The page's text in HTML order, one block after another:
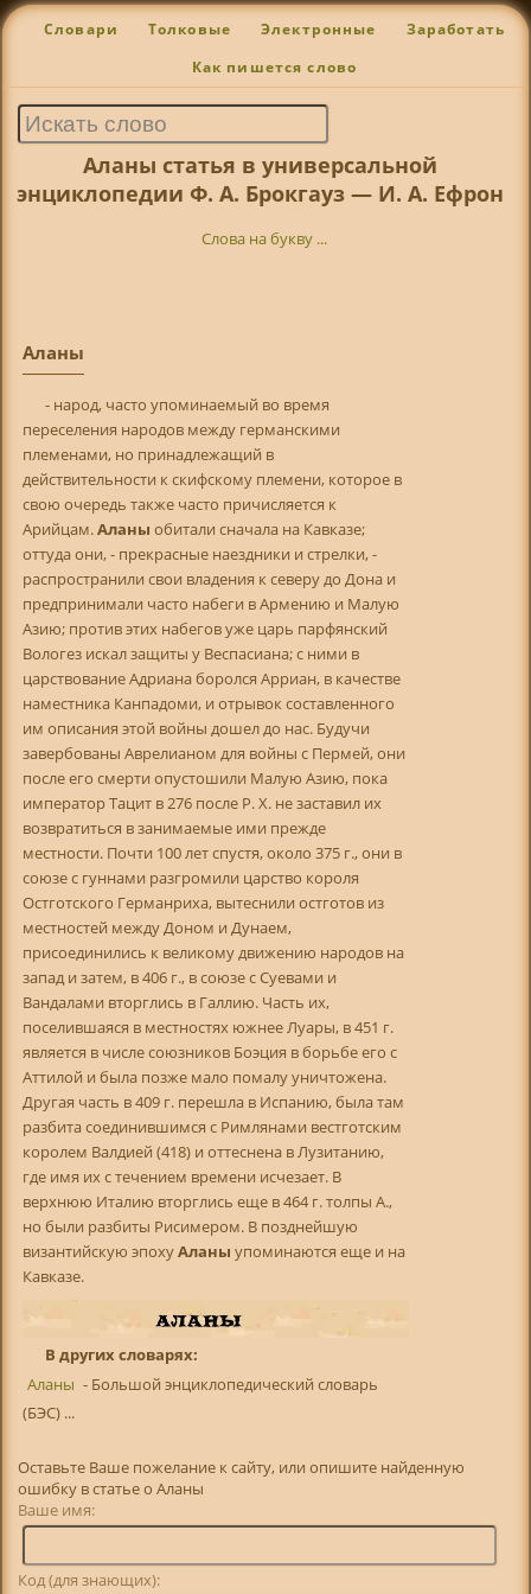
Словари Толковые Электронные Заработать
Как пишется слово
Аланы статья в универсальной
энциклопедии Ф. А. Брокгауз — И. А. Ефрон
Слова на букву ...
Аланы
- народ, часто упоминаемый во время
переселения народов между германскими
племенами, но принадлежащий в
действительности к скифскому племени, которое в
свою очередь также часто причисляется к
Арийцам.Аланы обитали сначала на Кавказе;
оттуда они, - прекрасные наездники и стрелки, -
распространили свои владения к северу до Дона и
предпринимали часто набеги в Армению и Малую
Азию; против этих набегов уже царь парфянский
Вологез искал защиты у Веспасиана; с ними в
царствование Адриана боролся Арриан, в качестве
наместника Канпадоми, и отрывок составленного
им описания этой войны дошел до нас. Будучи
завербованы Аврелианом для войны с Пермей, они
после его смерти опустошили Малую Азию, пока
император Тацит в 276 после P. X. не заставил их
возвратиться в занимаемые ими прежде
местности. Почти 100 лет спустя, около 375 г., они в
союзе с гуннами разгромили царство короля
Остготского Германриха, вытеснили остготов из
местностей между Доном и Дунаем,
присоединились к великому движению народов на
запад и затем, в 406 г., в союзе с Суевами и
Вандалами вторглись в Галлию. Часть их,
поселившаяся в местностях южнее Луары, в 451 г.
является в числе союзников Боэция в борьбе его с
Аттилой и была позже мало помалу уничтожена.
Другая часть в 409 г. перешла в Испанию, была там
разбита соединившимся с Римлянами вестготским
королем Валдией (418) и оттеснена в Лузитанию,
где имя их с течением времени исчезает. В
верхнюю Италию вторглись еще в 464 г. толпы А.,
но были разбиты Рисимером. В позднейшую
византийскую эпохуАланы упоминаются еще и на
Кавказе.
В других словарях:
Аланы - Большой энциклопедический словарь
(БЭС) ...
Оставьте Ваше пожелание к сайту, или опишите найденную
ошибку в статье о Аланы
Ваше имя:
Код (для знающих):